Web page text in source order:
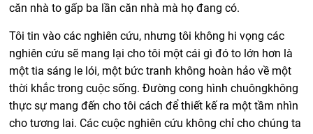
căn nhà to gấp ba lần căn nhà mà họ đang có.
Tôi tin vào các nghiên cứu, nhưng tôi không hi vọng các
nghiên cứu sẽ mang lại cho tôi một cái gì đó to lớn hơn là
một tia sáng le lói, một bức tranh không hoàn hảo về một
thời khắc trong cuộc sống. Đường cong hình chuôngkhông
thực sự mang đến cho tôi cách để thiết kế ra một tầm nhìn
cho tương lai. Các cuộc nghiên cứu không chỉ cho chúng ta